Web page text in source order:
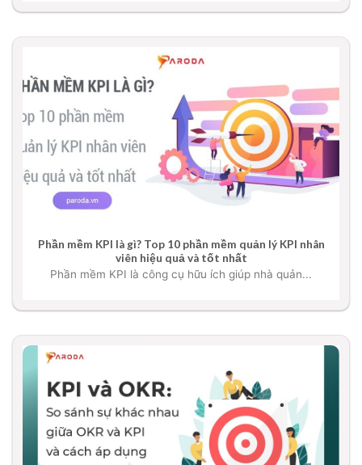
Phần mềm KPI là gì? Top 10 phần mềm quản lý KPI nhân
viên hiệu quả và tốt nhất
Phần mềm KPI là công cụ hữu ích giúp nhà quản...